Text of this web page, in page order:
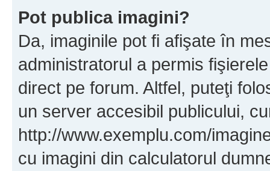
Pot publica imagini?
Da, imaginile pot fi afişate în
administratorul a permis
direct pe forum. Altfel, puteţi
un server accesibil publicului,
http://www.exemplu.com/
cu imagini din calculatorul